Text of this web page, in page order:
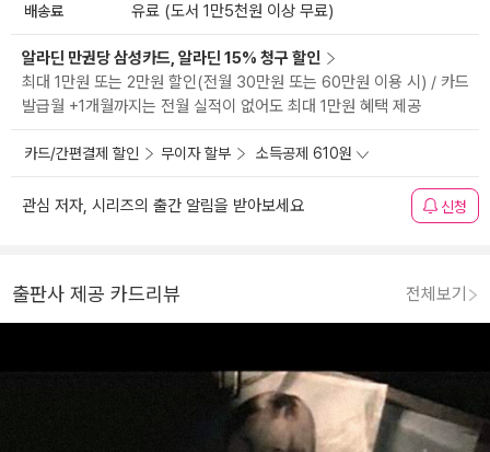
배송료 유료 (도서 1만5천원 이상 무료)
알라딘 만권당 삼성카드, 알라딘 15% 청구 할인
최대 1만원 또는 2만원 할인(전월 30만원 또는 60만원 이용 시) / 카드
발급월 +1개월까지는 전월 실적이 없어도 최대 1만원 혜택 제공
카드/간편결제 할인 무이자 할부 소득공제 610원
관심 저자, 시리즈의 출간 알림을 받아보세요 신청
출판사 제공 카드리뷰 전체보기